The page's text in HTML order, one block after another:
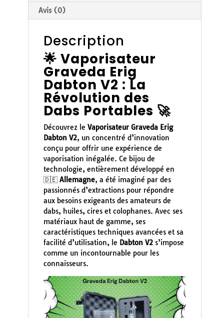
Avis (0)
Description
🌟 Vaporisateur
Graveda Erig
Dabton V2 : La
Révolution des
Dabs Portables 🚀
Découvrez le Vaporisateur Graveda Erig
Dabton V2, un concentré d’innovation
conçu pour offrir une expérience de
vaporisation inégalée. Ce bijou de
technologie, entièrement développé en
🇩🇪 Allemagne, a été imaginé par des
passionnés d’extractions pour répondre
aux besoins exigeants des amateurs de
dabs, huiles, cires et colophanes. Avec ses
matériaux haut de gamme, ses
caractéristiques techniques avancées et sa
facilité d’utilisation, le Dabton V2s’impose
comme un incontournable pour les
connaisseurs.